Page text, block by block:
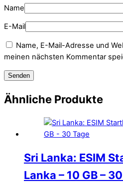
Name
E-Mail
Name, E-Mail-Adresse und
meinen nächsten Kommentar
Ähnliche Produkte
Sri Lanka: ESIM
Lanka – 10 GB –